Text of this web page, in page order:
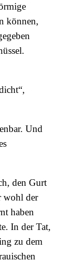
können,
Und
den Gurt
wohl der
haben
In der Tat,
zu dem